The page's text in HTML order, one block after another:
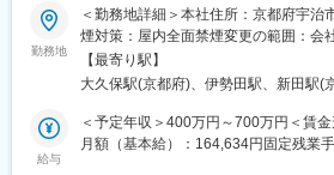
変更の範囲：会社の定める業務
・外観検査
・ロボットピッキング
＜時系列解析＞
・設備センサデータを用いた異常検知
・完成品の異音検査
■業務内容：
自社サービスである「COMlogiQ」（
ンド開発やAPI連携、データベース管
築、アプリ開発のマネジメントなど（
同社で企画～追加機能開発まで一貫し
また、自社内の社内運用チームが使用
ーションの制作にも携わっていただき
勤務地
＜勤務地詳細＞本社住所：京都府宇治
煙対策：屋内全面禁煙変更の範囲：会
トワーク含む）
【最寄り駅】
大久保駅(京都府)、伊勢田駅、新田駅(
給与
＜予定年収＞400万円～700万円＜賃
月額（基本給）：164,634円固定残業